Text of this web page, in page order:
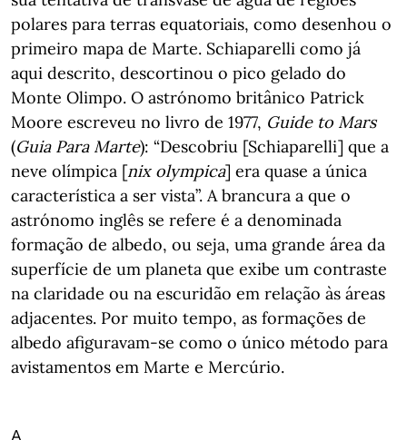
polares para terras equatoriais, como desenhou o
primeiro mapa de Marte. Schiaparelli como já
aqui descrito, descortinou o pico gelado do
Monte Olimpo. O astrónomo britânico Patrick
Moore escreveu no livro de 1977, Guide to Mars
(Guia Para Marte): “Descobriu [Schiaparelli] que a
neve olímpica [nix olympica] era quase a única
característica a ser vista”. A brancura a que o
astrónomo inglês se refere é a denominada
formação de albedo, ou seja, uma grande área da
superfície de um planeta que exibe um contraste
na claridade ou na escuridão em relação às áreas
adjacentes. Por muito tempo, as formações de
albedo afiguravam-se como o único método para
avistamentos em Marte e Mercúrio.
A